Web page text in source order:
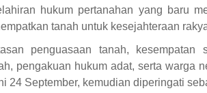
hukum pertanahan yang baru
tanah untuk kesejahteraan
penguasaan tanah,
pengakuan hukum adat, serta warga
24 September, kemudian diperingati